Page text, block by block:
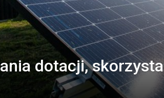
dotacji, skorzysta